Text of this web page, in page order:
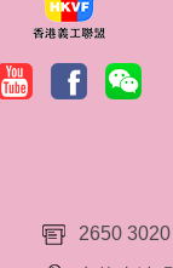
2650 3020